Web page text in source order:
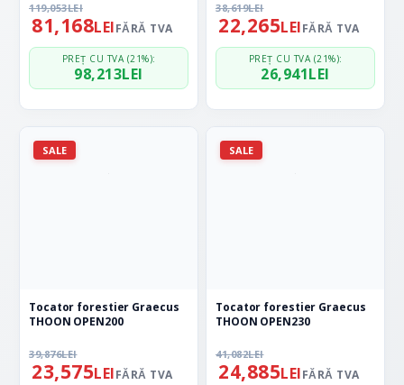
119,053LEI
81,168LEIFĂRĂ TVA
PREȚ CU TVA (21%):
98,213LEI
38,619LEI
22,265LEIFĂRĂ TVA
PREȚ CU TVA (21%):
26,941LEI
SALE
Tocator forestier Graecus
THOON OPEN200
39,876LEI
23,575LEIFĂRĂ TVA
SALE
Tocator forestier Graecus
THOON OPEN230
41,082LEI
24,885LEIFĂRĂ TVA